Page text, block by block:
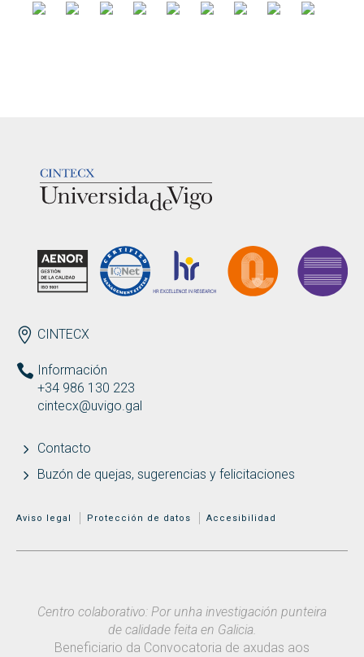
ENDEREZO ES
CINTECX
Información
+34 986 130 223
cintecx@uvigo.gal
Contacto
Buzón de quejas, sugerencias y felicitaciones
MENÚ ADICIONAL
Aviso legal Protección de datos Accesibilidad
Centro colaborativo: Por unha investigación punteira
de calidade feita en Galicia.
Beneficiario da Convocatoria de axudas aos